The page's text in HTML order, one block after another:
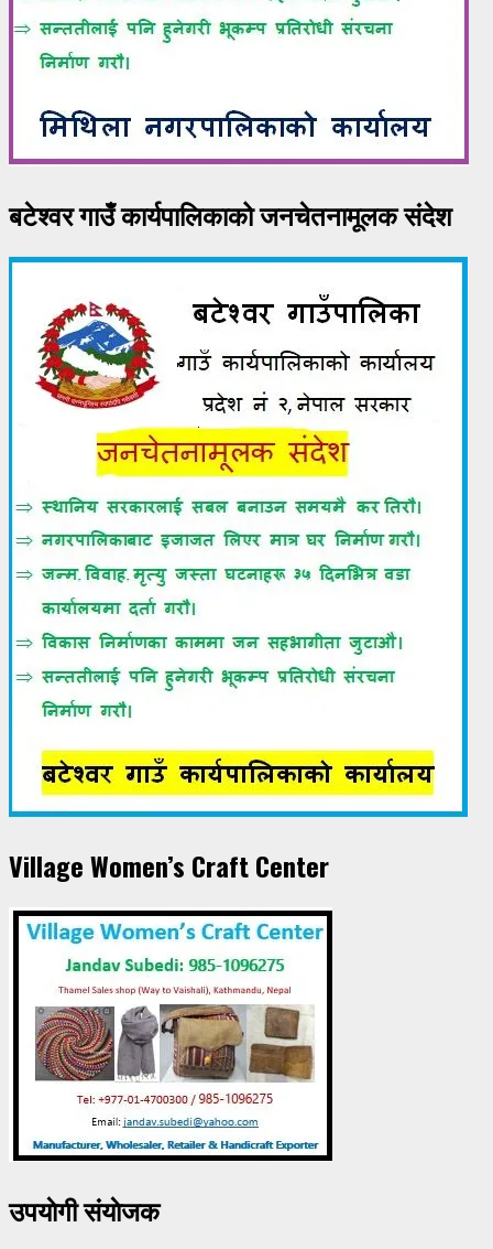
बटेश्वर गाउँ कार्यपालिकाको जनचेतनामूलक संदेश
Village Women’s Craft Center
उपयाेगी संयाेजक